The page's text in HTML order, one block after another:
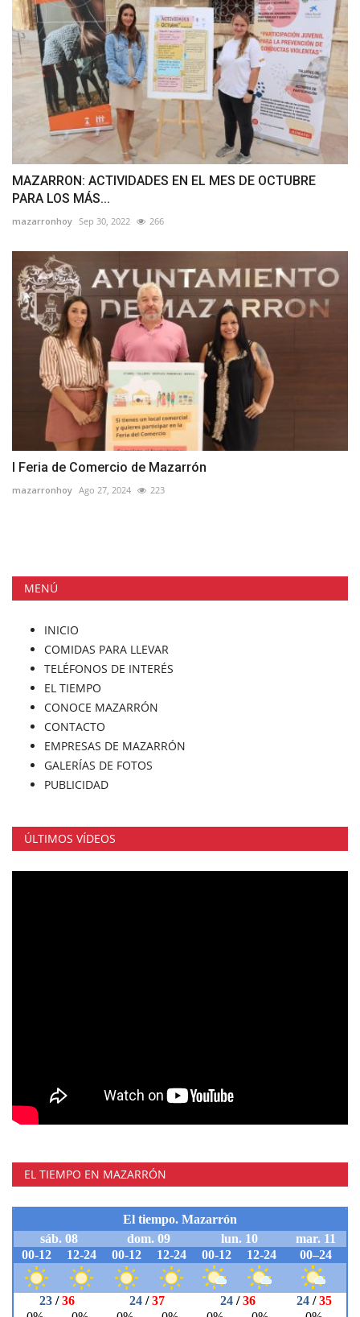
MAZARRON: ACTIVIDADES EN EL MES DE OCTUBRE
PARA LOS MÁS...
mazarronhoy Sep 30, 2022 266
I Feria de Comercio de Mazarrón
mazarronhoy Ago 27, 2024 223
MENÚ
INICIO
COMIDAS PARA LLEVAR
TELÉFONOS DE INTERÉS
EL TIEMPO
CONOCE MAZARRÓN
CONTACTO
EMPRESAS DE MAZARRÓN
GALERÍAS DE FOTOS
PUBLICIDAD
ÚLTIMOS VÍDEOS
EL TIEMPO EN MAZARRÓN